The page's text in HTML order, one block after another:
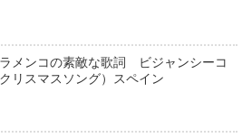
メンコの素敵な歌詞 ビジャンシーコ
クリスマスソング）スペイン